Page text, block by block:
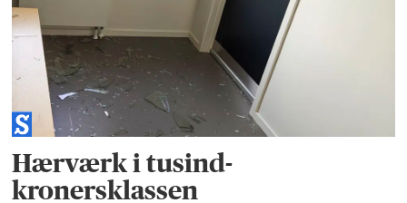
Hærværk i tusind-
kronersklassen